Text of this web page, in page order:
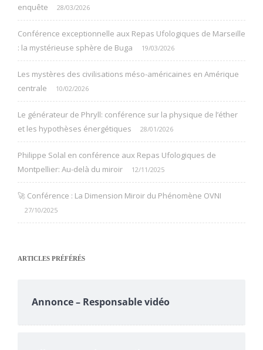
enquête
28/03/2026
Conférence exceptionnelle aux Repas Ufologiques de Marseille
: la mystérieuse sphère de Buga
19/03/2026
Les mystères des civilisations méso-américaines en Amérique
centrale
10/02/2026
Le générateur de Phryll: conférence sur la physique de l’éther
et les hypothèses énergétiques
28/01/2026
Philippe Solal en conférence aux Repas Ufologiques de
Montpellier: Au-delà du miroir
12/11/2025
🚀 Conférence : La Dimension Miroir du Phénomène OVNI
27/10/2025
ARTICLES PRÉFÉRÉS
Annonce – Responsable vidéo